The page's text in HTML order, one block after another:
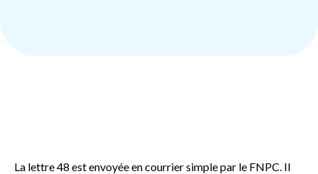
La lettre 48 est envoyée en courrier simple par le FNPC. Il